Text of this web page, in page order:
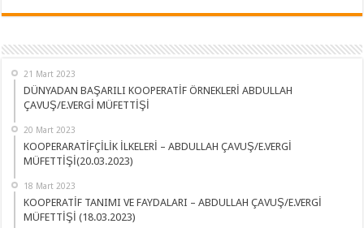
21 Mart 2023
DÜNYADAN BAŞARILI KOOPERATİF ÖRNEKLERİ ABDULLAH
ÇAVUŞ/E.VERGİ MÜFETTİŞİ
20 Mart 2023
KOOPERARATİFÇİLİK İLKELERİ – ABDULLAH ÇAVUŞ/E.VERGİ
MÜFETTİŞİ(20.03.2023)
18 Mart 2023
KOOPERATİF TANIMI VE FAYDALARI – ABDULLAH ÇAVUŞ/E.VERGİ
MÜFETTİŞİ (18.03.2023)